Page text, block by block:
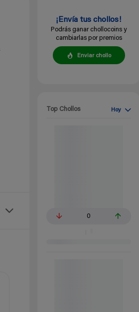
¡Envía tus chollos!
Podrás ganar chollocoins y
cambiarlas por premios
Enviar chollo
Top Chollos Hoy
0